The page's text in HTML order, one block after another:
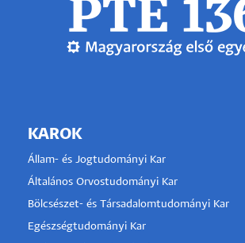
KAROK
Állam- és Jogtudományi Kar
Általános Orvostudományi Kar
Bölcsészet- és Társadalomtudományi Kar
Egészségtudományi Kar